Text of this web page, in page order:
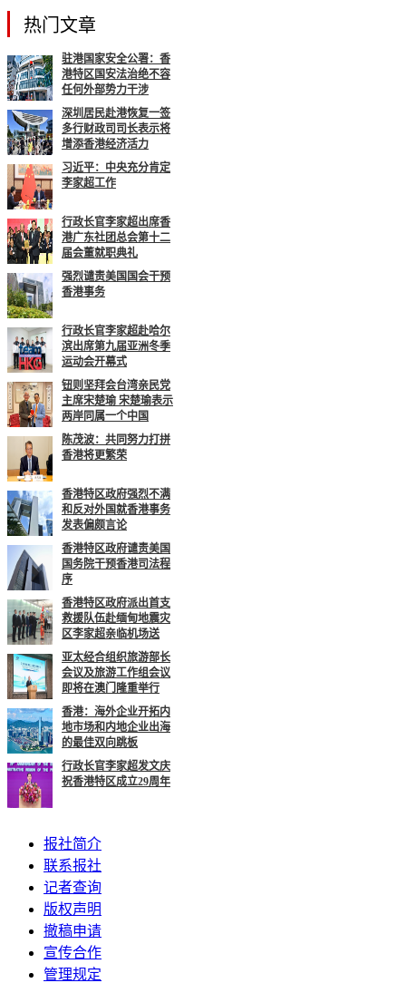
热门文章
驻港国家安全公署：香
港特区国安法治绝不容
任何外部势力干涉
深圳居民赴港恢复一签
多行财政司司长表示将
增添香港经济活力
习近平：中央充分肯定
李家超工作
行政长官李家超出席香
港广东社团总会第十二
届会董就职典礼
强烈谴责美国国会干预
香港事务
行政长官李家超赴哈尔
滨出席第九届亚洲冬季
运动会开幕式
钮则坚拜会台湾亲民党
主席宋楚瑜 宋楚瑜表示
两岸同属一个中国
陈茂波：共同努力打拼
香港将更繁荣
香港特区政府强烈不满
和反对外国就香港事务
发表偏颇言论
香港特区政府谴责美国
国务院干预香港司法程
序
香港特区政府派出首支
救援队伍赴缅甸地震灾
区李家超亲临机场送
亚太经合组织旅游部长
会议及旅游工作组会议
即将在澳门隆重举行
香港：海外企业开拓内
地市场和内地企业出海
的最佳双向跳板
行政长官李家超发文庆
祝香港特区成立29周年
报社简介
联系报社
记者查询
版权声明
撤稿申请
宣传合作
管理规定